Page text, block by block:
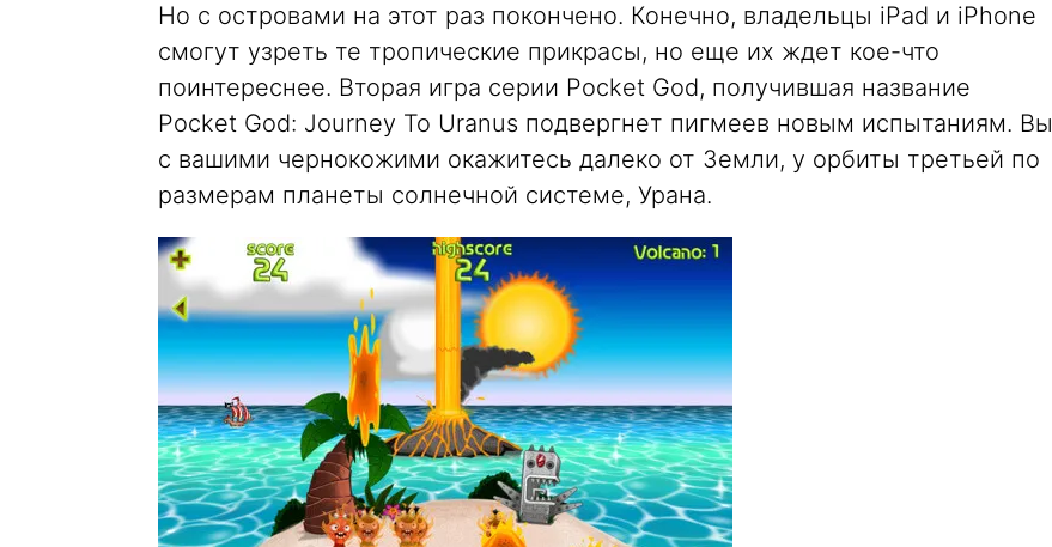
Но с островами на этот раз покончено. Конечно, владельцы iPad и iPhone
смогут узреть те тропические прикрасы, но еще их ждет кое-что
поинтереснее. Вторая игра серии Pocket God, получившая название
Pocket God: Journey To Uranus подвергнет пигмеев новым испытаниям. Вы
с вашими чернокожими окажитесь далеко от Земли, у орбиты третьей по
размерам планеты солнечной системе, Урана.